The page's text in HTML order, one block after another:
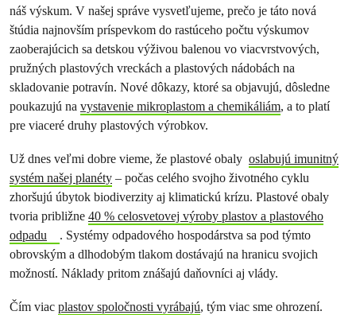
náš výskum. V našej správe vysvetľujeme, prečo je táto nová
štúdia najnovším príspevkom do rastúceho počtu výskumov
zaoberajúcich sa detskou výživou balenou vo viacvrstvových,
pružných plastových vreckách a plastových nádobách na
skladovanie potravín. Nové dôkazy, ktoré sa objavujú, dôsledne
poukazujú na vystavenie mikroplastom a chemikáliám, a to platí
pre viaceré druhy plastových výrobkov.
Už dnes veľmi dobre vieme, že plastové obaly oslabujú imunitný
systém našej planéty – počas celého svojho životného cyklu
zhoršujú úbytok biodiverzity aj klimatickú krízu. Plastové obaly
tvoria približne 40 % celosvetovej výroby plastov a plastového
odpadu
. Systémy odpadového hospodárstva sa pod týmto
obrovským a dlhodobým tlakom dostávajú na hranicu svojich
možností. Náklady pritom znášajú daňovníci aj vlády.
Čím viac plastov spoločnosti vyrábajú, tým viac sme ohrození.